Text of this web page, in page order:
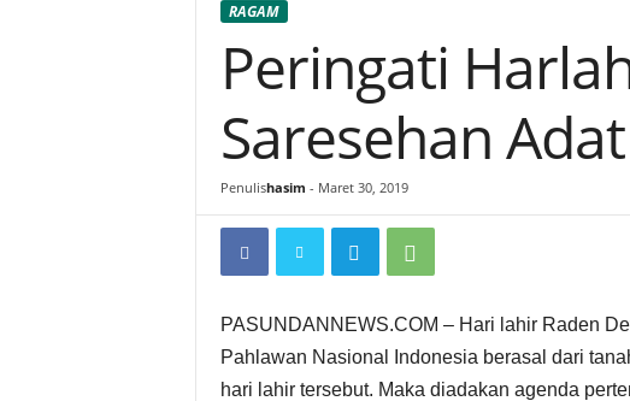
RAGAM
Peringati
Saresehan Adat
Penulishasim - Maret 30, 2019
PASUNDANNEWS.COM – Hari lahir Raden
Pahlawan Nasional Indonesia berasal dari
hari lahir tersebut. Maka diadakan agenda